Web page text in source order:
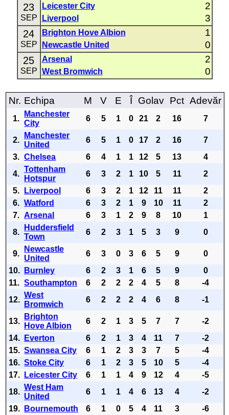
23
SEP
Leicester City 2
Liverpool 3
24
SEP
Brighton Hove Albion 1
Newcastle United 0
25
SEP
Arsenal 2
West Bromwich 0
Nr. Echipa M V E Î Golav Pct Adevăr
1.
Manchester
City
6 5 1 0 21 2 16 7
2.
Manchester
United
6 5 1 0 17 2 16
7
3. Chelsea 6 4 1 1 12 5 13
4
4.
Tottenham
Hotspur
6 3 2 1 10 5 11
2
5.
Liverpool 6 3 2 1 12 11 11
2
6. Watford 6 3 2 1 9 10 11
2
7. Arsenal 6 3 1 2 9 8 10
1
8.
Huddersfield
Town
6 2 3 1 5 3 9 0
9.
Newcastle
United
6 3 0 3 6 5 9
0
10.
Burnley 6 2 3 1 6 5 9
0
11. Southampton 6 2 2 2 4 5 8
-4
12.
West
Bromwich
6 2 2 2 4 6 8 -1
13.
Brighton
Hove Albion
6 2 1 3 5 7 7
-2
14.
Everton 6 2 1 3 4 11 7
-2
15. Swansea City 6 1 2 3 3 7 5
-4
16. Stoke City 6 1 2 3 5 10 5
-4
17.
Leicester City 6 1 1 4 9 12 4
-5
18.
West Ham
United
6 1 1 4 6 13 4
-2
19.
Bournemouth 6 1 0 5 4 11 3 -6